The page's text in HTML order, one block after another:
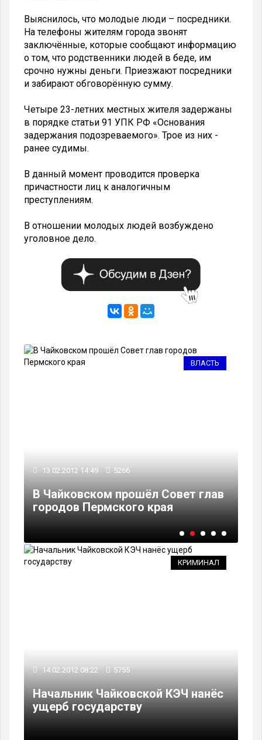
Выяснилось, что молодые люди – посредники.
На телефоны жителям города звонят
заключённые, которые сообщают информацию
о том, что родственники людей в беде, им
срочно нужны деньги. Приезжают посредники
и забирают обговорённую сумму.
Четыре 23-летних местных жителя задержаны
в порядке статьи 91 УПК РФ «Основания
задержания подозреваемого». Трое из них -
ранее судимы.
В данный момент проводится проверка
причастности лиц к аналогичным
преступлениям.
В отношении молодых людей возбуждено
уголовное дело.
ВЛАСТЬ
13.02.2012 14:49 5266
В Чайковском прошёл Совет глав
городов Пермского края
КРИМИНАЛ
14.02.2012 08:22 5755
Начальник Чайковской КЭЧ нанёс
ущерб государству